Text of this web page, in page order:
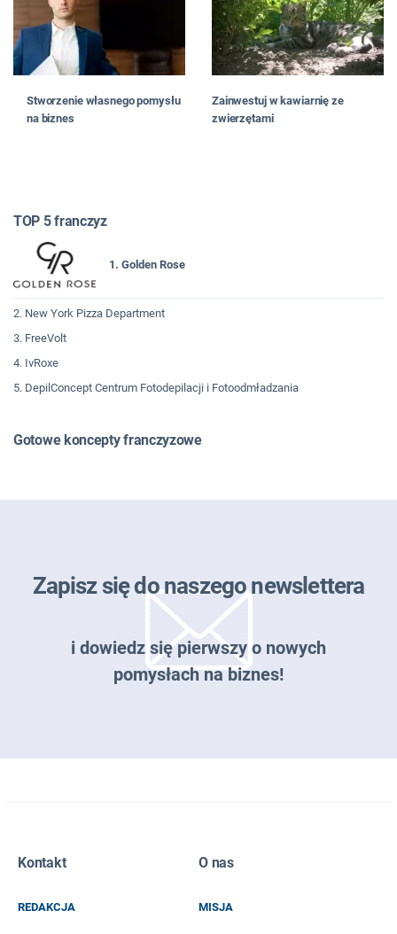
Stworzenie własnego pomysłu
na biznes
Zainwestuj w kawiarnię ze
zwierzętami
TOP 5 franczyz
1. Golden Rose
2. New York Pizza Department
3. FreeVolt
4. IvRoxe
5. DepilConcept Centrum Fotodepilacji i Fotoodmładzania
Gotowe koncepty franczyzowe
Zapisz się do naszego newslettera
i dowiedz się pierwszy o nowych
pomysłach na biznes!
EMAIL
Kontakt
REDAKCJA
O nas
MISJA